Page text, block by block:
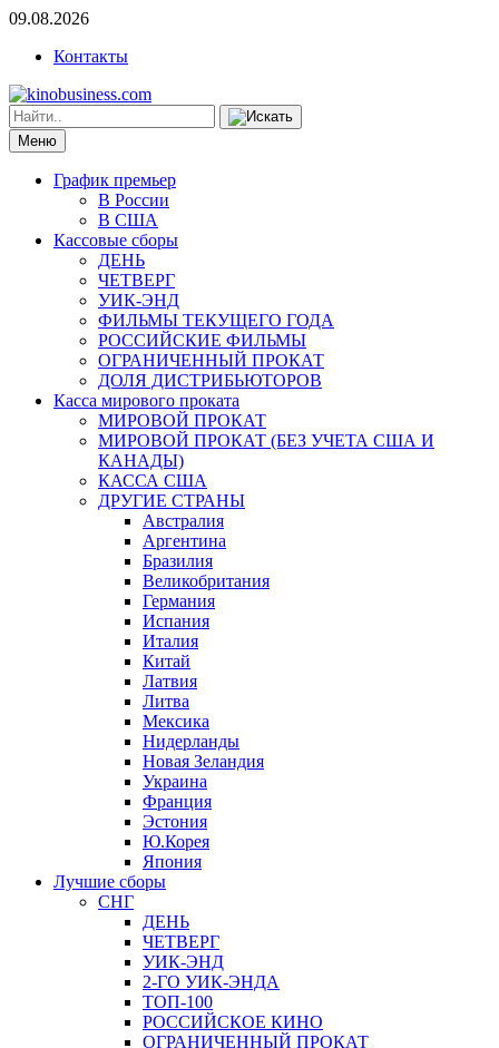
09.08.2026
Контакты
Меню
График премьер
В России
В США
Кассовые сборы
ДЕНЬ
ЧЕТВЕРГ
УИК-ЭНД
ФИЛЬМЫ ТЕКУЩЕГО ГОДА
РОССИЙСКИЕ ФИЛЬМЫ
ОГРАНИЧЕННЫЙ ПРОКАТ
ДОЛЯ ДИСТРИБЬЮТОРОВ
Касса мирового проката
МИРОВОЙ ПРОКАТ
МИРОВОЙ ПРОКАТ (БЕЗ УЧЕТА США И
КАНАДЫ)
КАССА США
ДРУГИЕ СТРАНЫ
Австралия
Аргентина
Бразилия
Великобритания
Германия
Испания
Италия
Китай
Латвия
Литва
Мексика
Нидерланды
Новая Зеландия
Украина
Франция
Эстония
Ю.Корея
Япония
Лучшие сборы
СНГ
ДЕНЬ
ЧЕТВЕРГ
УИК-ЭНД
2-ГО УИК-ЭНДА
ТОП-100
РОССИЙСКОЕ КИНО
ОГРАНИЧЕННЫЙ ПРОКАТ